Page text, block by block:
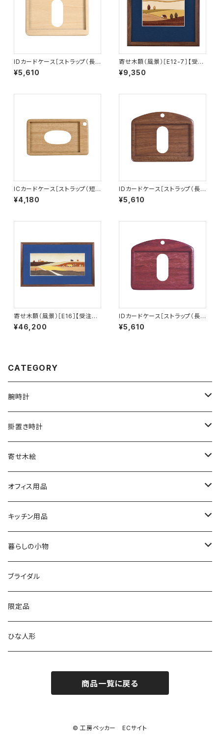
IDカードケース［ストラップ（長）
付き］（名刺サイズ）ハードメープ
ル［ID-2H］
¥5,610
寄せ木額（風景）［E12-7］【受注
生産品】
¥9,350
ICカードケース［ストラップ（短）
付き］（窓付き）ナラ［IC-2N］
¥4,180
IDカードケース［ストラップ（長）
付き］（名刺サイズ）ウォールナッ
ト［ID-2W］
¥5,610
寄せ木額（風景）［E16］【受注生
産品】
¥46,200
IDカードケース［ストラップ（長）
付き］（名刺サイズ）パープルハ
ート［ID-2P］
¥5,610
CATEGORY
腕時計
文字盤シングルタイプ
シルバーリングタイプ
シルバーリングタイプ
シルバーリングプレミアム
文字盤ツートンタイプ
寄木タイプ
プレミアムタイプ
腕時計用ディスプレイ
掛置き時計
ふくろう時計
振り子時計
丸型・耳付き振り子時計
切り株振り子時計
掛置時計
MARU時計
寄せ木絵
ふくろう
風景
思い出
オフィス用品
USBメモリー
銘木シリーズ
アートシリーズ
ICカードケース
シンプル
窓付き
IDカードケース
窓付き
名刺サイズ
クリップボード
キッチン用品
カッティングボード
暮らしの小物
スイッチプレート
標準
ワイド
表札
ペーパーホルダー
ナンバープレートキーホルダー
ブライダル
限定品
ひな人形
商品一覧に戻る
© 工房ペッカー ECサイト